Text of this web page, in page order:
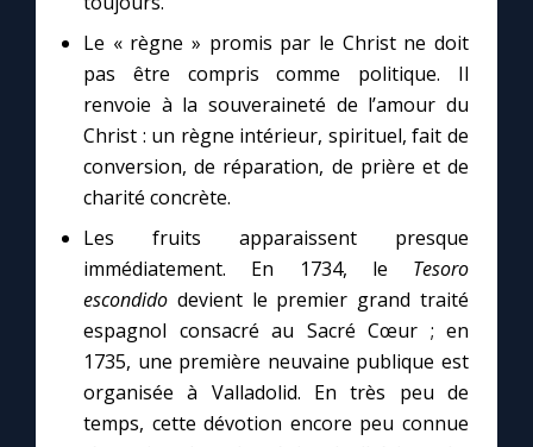
Le « règne » promis par le Christ ne doit
pas être compris comme politique. Il
renvoie à la souveraineté de l’amour du
Christ : un règne intérieur, spirituel, fait de
conversion, de réparation, de prière et de
charité concrète.
Les fruits apparaissent presque
immédiatement. En 1734, le Tesoro
escondido devient le premier grand traité
espagnol consacré au Sacré Cœur ; en
1735, une première neuvaine publique est
organisée à Valladolid. En très peu de
temps, cette dévotion encore peu connue